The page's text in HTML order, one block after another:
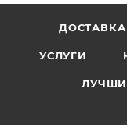
УСЛУГИ